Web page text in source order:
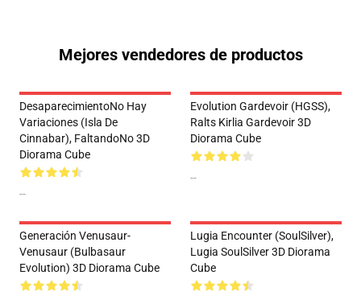
Mejores vendedores de productos
DesaparecimientoNo Hay
Variaciones (Isla De
Cinnabar), FaltandoNo 3D
Diorama Cube
--
Evolution Gardevoir (HGSS),
Ralts Kirlia Gardevoir 3D
Diorama Cube
--
Generación Venusaur-
Venusaur (Bulbasaur
Evolution) 3D Diorama Cube
Lugia Encounter (SoulSilver),
Lugia SoulSilver 3D Diorama
Cube